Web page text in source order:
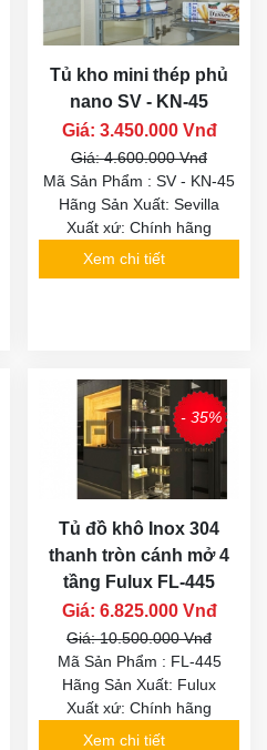
Tủ kho mini thép phủ
nano SV - KN-45
Giá: 3.450.000 Vnđ
Giá: 4.600.000 Vnđ
Mã Sản Phẩm : SV - KN-45
Hãng Sản Xuất: Sevilla
Xuất xứ: Chính hãng
Xem chi tiết
- 35%
Tủ đồ khô Inox 304
thanh tròn cánh mở 4
tầng Fulux FL-445
Giá: 6.825.000 Vnđ
Giá: 10.500.000 Vnđ
Mã Sản Phẩm : FL-445
Hãng Sản Xuất: Fulux
Xuất xứ: Chính hãng
Xem chi tiết